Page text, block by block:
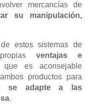
mercancías de
su manipulación,
estos sistemas de
ventajas e
es aconsejable
productos para
se adapte a las
.